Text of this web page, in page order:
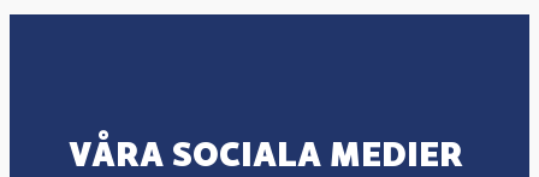
VÅRA SOCIALA MEDIER